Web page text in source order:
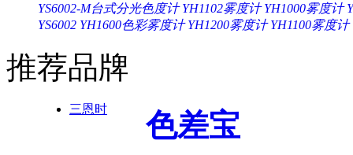
YS6002-M台式分光色度计 YH1102雾度计 YH1000雾度计
YS6002 YH1600色彩雾度计 YH1200雾度计 YH1100雾度计
推荐品牌
三恩时 色差宝